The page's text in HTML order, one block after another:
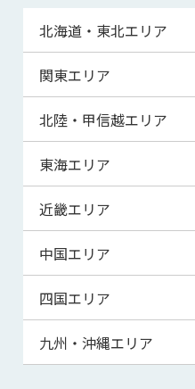
北海道・東北エリア
北海道
青森県
宮城県
秋田県
山形県
関東エリア
東京都
神奈川県
千葉県
茨城県
群馬県
北陸・甲信越エリア
新潟県
富山県
福井県
山梨県
長野県
東海エリア
岐阜県
静岡県
三重県
近畿エリア
滋賀県
京都府
兵庫県
中国エリア
鳥取県
島根県
四国エリア
徳島県
九州・沖縄エリア